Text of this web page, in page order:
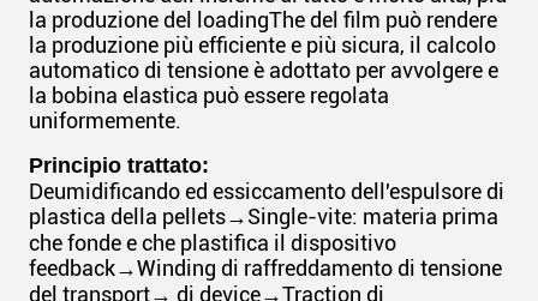
la produzione del loadingThe del film può rendere
la produzione più efficiente e più sicura, il calcolo
automatico di tensione è adottato per avvolgere e
la bobina elastica può essere regolata
uniformemente.
Principio trattato:
Deumidificando ed essiccamento dell'espulsore di
plastica della pellets→Single-vite: materia prima
che fonde e che plastifica il dispositivo
feedback→Winding di raffreddamento di tensione
del transport→ di device→Traction di